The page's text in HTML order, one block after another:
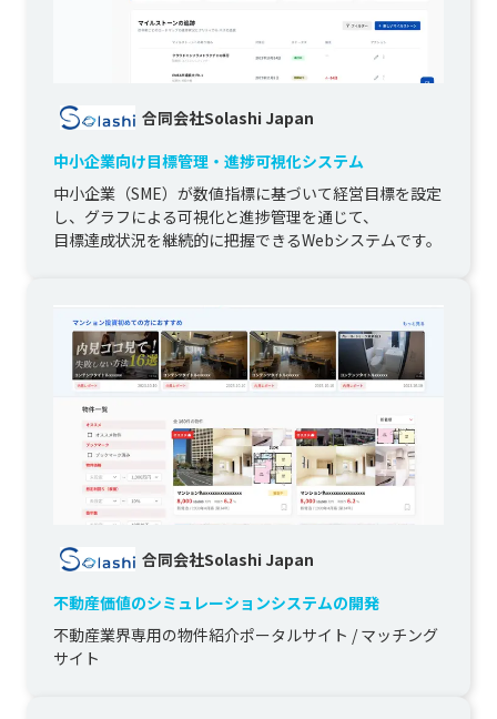
合同会社Solashi Japan
中小企業向け目標管理・進捗可視化システム
中小企業（SME）が数値指標に基づいて経営目標を設定
し、グラフによる可視化と進捗管理を通じて、
目標達成状況を継続的に把握できるWebシステムです。
合同会社Solashi Japan
不動産価値のシミュレーションシステムの開発
不動産業界専用の物件紹介ポータルサイト / マッチング
サイト